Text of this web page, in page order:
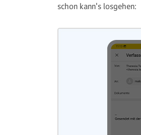
schon kann's losgehen: